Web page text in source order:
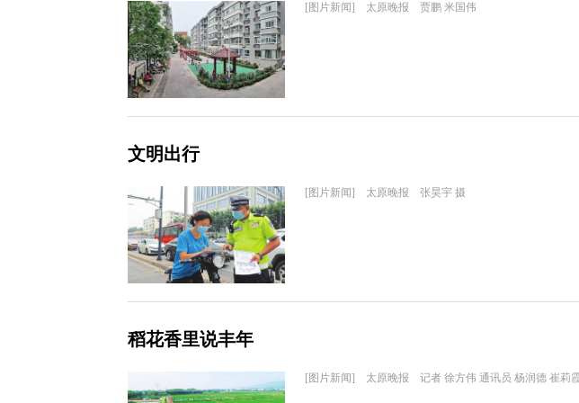
[图片新闻] 太原晚报 贾鹏 米国伟
文明出行
[图片新闻] 太原晚报 张昊宇 摄
稻花香里说丰年
[图片新闻] 太原晚报 记者 徐方伟 通讯员 杨润德 崔莉